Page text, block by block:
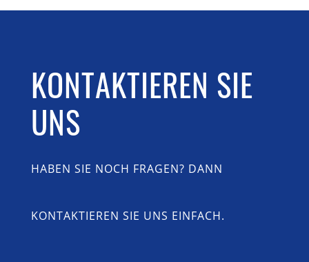
KONTAKTIEREN SIE
UNS
HABEN SIE NOCH FRAGEN? DANN
KONTAKTIEREN SIE UNS EINFACH.